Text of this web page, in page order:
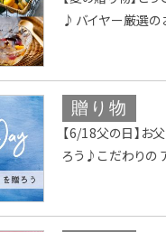
♪バイヤー厳選の
贈り物
【6/18父の日】お
ろう♪こだわりの